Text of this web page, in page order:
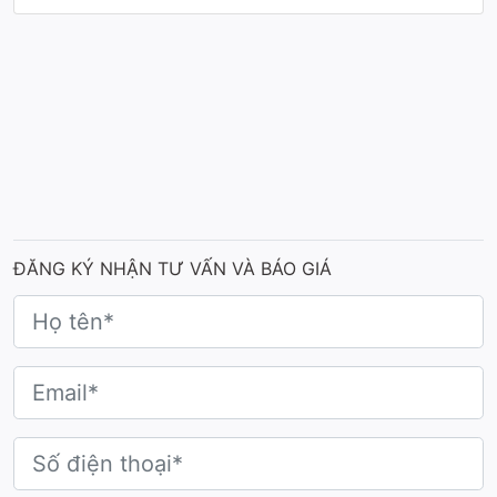
Mẫu cúp hoa hậu Miss Earth Vietnam 2025
Thiết kế theo form trụ đứng hiện đại, thân cúp thuôn
dài với phần eo bo cong uyển chuyển, tạo nên tổng
thể hài hòa, nhẹ nhàng và tôn vinh nét đẹp nữ tính.
ĐĂNG KÝ NHẬN TƯ VẤN VÀ BÁO GIÁ